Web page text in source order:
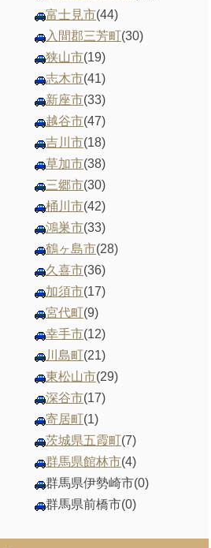
富士見市(44)
入間郡三芳町(30)
狭山市(19)
志木市(41)
新座市(33)
越谷市(47)
吉川市(18)
草加市(38)
三郷市(30)
桶川市(42)
鴻巣市(33)
鶴ヶ島市(28)
久喜市(36)
加須市(17)
宮代町(9)
幸手市(12)
川島町(21)
東松山市(29)
深谷市(17)
寄居町(1)
茨城県五霞町(7)
群馬県館林市(4)
群馬県伊勢崎市(0)
群馬県前橋市(0)